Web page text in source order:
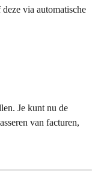
via automatische
Je kunt nu de
van facturen,